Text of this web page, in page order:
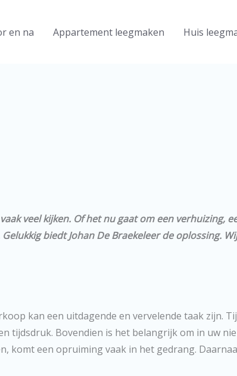
en na Appartement leegmaken Huis
veel kijken. Of het nu gaat om een
biedt Johan De Braekeleer de oplossing.
kan een uitdagende en vervelende taak zijn.
tijdsdruk. Bovendien is het belangrijk om in uw
komt een opruiming vaak in het gedrang.